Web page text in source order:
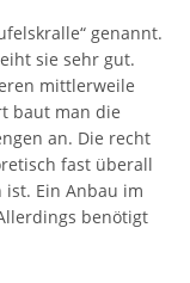
genannt.
sie sehr gut.
mittlerweile
baut man die
an. Die recht
fast überall
Ein Anbau im
benötigt